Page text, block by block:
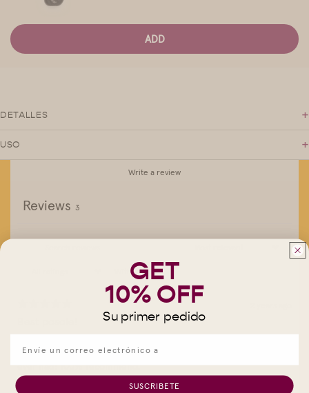
ADD
DETALLES +
USO +
Write a review
Reviews 3
With media
Ian L.
This and the Yelliw Tuxpeno made some of the best posole I've
ever had! 100% recommend.
GET
10% OFF
Su primer pedido
SUSCRIBETE